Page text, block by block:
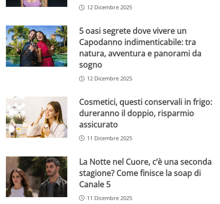
12 Dicembre 2025
5 oasi segrete dove vivere un
Capodanno indimenticabile: tra
natura, avventura e panorami da
sogno
12 Dicembre 2025
Cosmetici, questi conservali in frigo:
dureranno il doppio, risparmio
assicurato
11 Dicembre 2025
La Notte nel Cuore, c’è una seconda
stagione? Come finisce la soap di
Canale 5
11 Dicembre 2025